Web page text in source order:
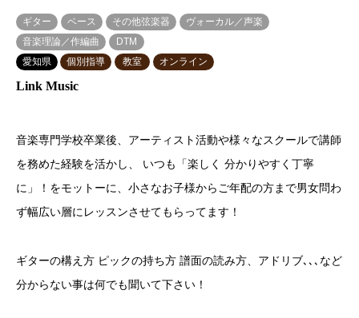
ギター ベース その他弦楽器
ヴォーカル／声楽
音楽理論／作編曲
DTM
愛知県
個別指導 教室 オンライン
Link Music
音楽専門学校卒業後、アーティスト活動や様々なスクールで講師
を務めた経験を活かし、 いつも「楽しく 分かりやすく丁寧
に」！をモットーに、小さなお子様からご年配の方まで男女問わ
ず幅広い層にレッスンさせてもらってます！
ギターの構え方 ピックの持ち方 譜面の読み方、アドリブ､､､など
分からない事は何でも聞いて下さい！